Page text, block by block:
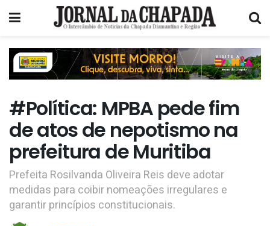
#Política: MPBA pede fim
de atos de nepotismo na
prefeitura de Muritiba
Prefeita Rosilvanda Oliveira Reis deve adotar
medidas para coibir nomeações irregulares e
garantir princípios constitucionais.